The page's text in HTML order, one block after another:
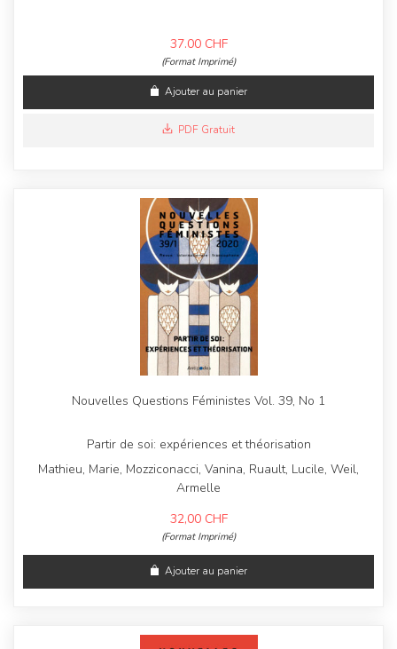
37.00 CHF
(Format Imprimé)
Ajouter au panier
PDF Gratuit
Nouvelles Questions Féministes Vol. 39, No 1
Partir de soi: expériences et théorisation
Mathieu, Marie, Mozziconacci, Vanina, Ruault, Lucile, Weil,
Armelle
32,00 CHF
(Format Imprimé)
Ajouter au panier